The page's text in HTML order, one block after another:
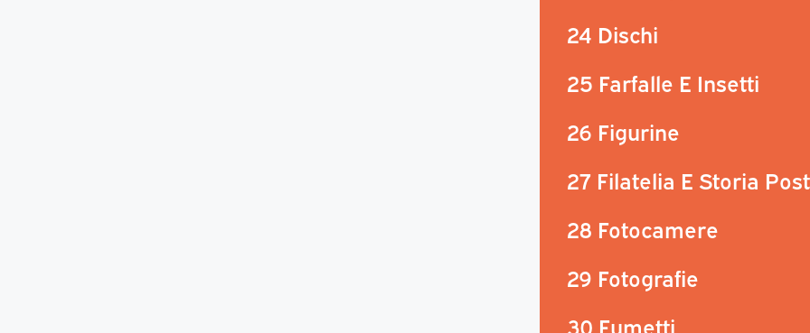
24 Dischi
25 Farfalle E Insetti
26 Figurine
27 Filatelia E Storia
28 Fotocamere
29 Fotografie
30 Fumetti